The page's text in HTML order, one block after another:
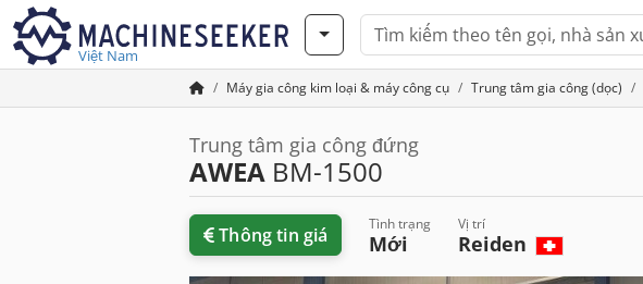
Việt Nam
Máy gia công kim loại & máy công cụ Trung tâm gia công (dọc)
Trung tâm gia công đứng
AWEA BM-1500
Thông tin giá Tình trạng
Mới
Vị trí
Reiden